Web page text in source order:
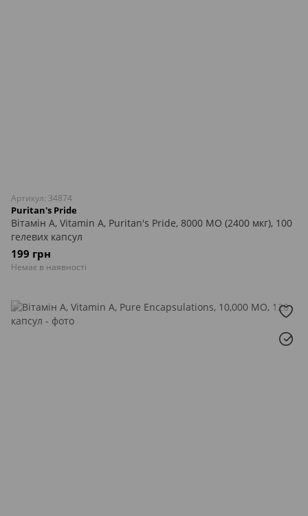
Артикул: 34874
Puritan's Pride
Вітамін А, Vitamin A, Puritan's Pride, 8000 МО (2400 мкг), 100
гелевих капсул
199 грн
Немає в наявності